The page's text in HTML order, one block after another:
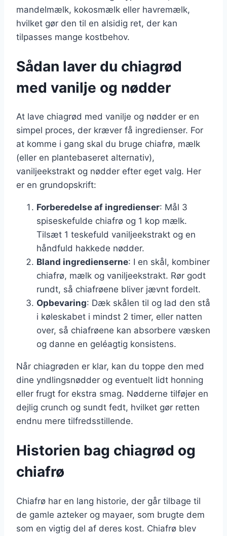
mandelmælk, kokosmælk eller havremælk,
hvilket gør den til en alsidig ret, der kan
tilpasses mange kostbehov.
Sådan laver du chiagrød
med vanilje og nødder
At lave chiagrød med vanilje og nødder er en
simpel proces, der kræver få ingredienser. For
at komme i gang skal du bruge chiafrø, mælk
(eller en plantebaseret alternativ),
vaniljeekstrakt og nødder efter eget valg. Her
er en grundopskrift:
Forberedelse af ingredienser: Mål 3
spiseskefulde chiafrø og 1 kop mælk.
Tilsæt 1 teskefuld vaniljeekstrakt og en
håndfuld hakkede nødder.
Bland ingredienserne: I en skål, kombiner
chiafrø, mælk og vaniljeekstrakt. Rør godt
rundt, så chiafrøene bliver jævnt fordelt.
Opbevaring: Dæk skålen til og lad den stå
i køleskabet i mindst 2 timer, eller natten
over, så chiafrøene kan absorbere væsken
og danne en geléagtig konsistens.
Når chiagrøden er klar, kan du toppe den med
dine yndlingsnødder og eventuelt lidt honning
eller frugt for ekstra smag. Nødderne tilføjer en
dejlig crunch og sundt fedt, hvilket gør retten
endnu mere tilfredsstillende.
Historien bag chiagrød og
chiafrø
Chiafrø har en lang historie, der går tilbage til
de gamle azteker og mayaer, som brugte dem
som en vigtig del af deres kost. Chiafrø blev